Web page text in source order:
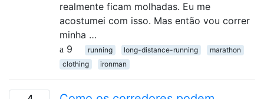
realmente ficam molhadas. Eu me
acostumei com isso. Mas então vou correr
minha …
9
running long-distance-running
marathon
clothing
ironman